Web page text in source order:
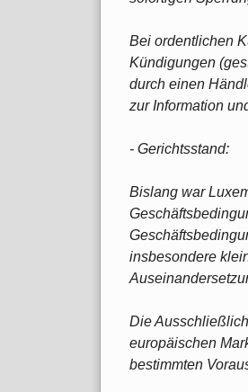
Bei ordentlichen
Kündigungen
durch einen
zur Information
- Gerichtsstand:
Bislang war
insbesondere
Die
europäischen
bestimmten